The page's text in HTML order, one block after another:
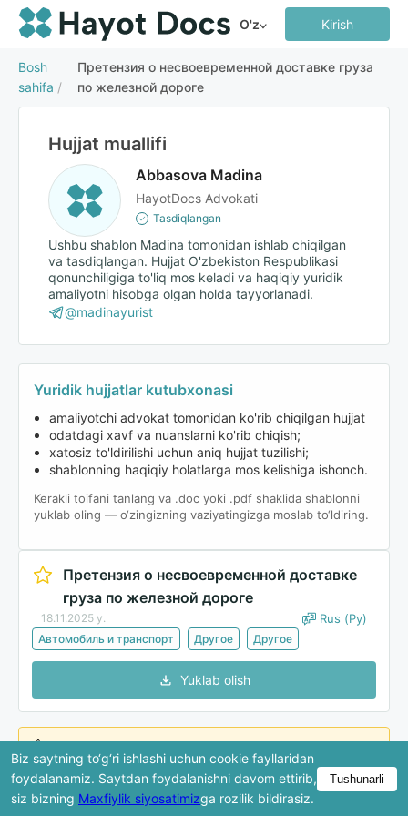
O'z Kirish
Bosh
sahifa /
Претензия о несвоевременной доставке груза
по железной дороге
Hujjat muallifi
Abbasova Madina
HayotDocs Advokati
Tasdiqlangan
Ushbu shablon Madina tomonidan ishlab chiqilgan
va tasdiqlangan. Hujjat O'zbekiston Respublikasi
qonunchiligiga to'liq mos keladi va haqiqiy yuridik
amaliyotni hisobga olgan holda tayyorlanadi.
@madinayurist
Yuridik hujjatlar kutubxonasi
amaliyotchi advokat tomonidan ko'rib chiqilgan hujjat
odatdagi xavf va nuanslarni ko'rib chiqish;
xatosiz to'ldirilishi uchun aniq hujjat tuzilishi;
shablonning haqiqiy holatlarga mos kelishiga ishonch.
Kerakli toifani tanlang va .doc yoki .pdf shaklida shablonni
yuklab oling — o‘zingizning vaziyatingizga moslab to‘ldiring.
Претензия о несвоевременной доставке
груза по железной дороге
18.11.2025 y. Rus (Ру)
Автомобиль и транспорт Другое Другое
Yuklab olish
To'liq versiya yuklab olingandan keyin mavjud bo'ladi.
Biz saytning to‘g‘ri ishlashi uchun cookie fayllaridan
foydalanamiz. Saytdan foydalanishni davom ettirib,
siz bizning Maxfiylik siyosatimizga rozilik bildirasiz.
Tushunarli